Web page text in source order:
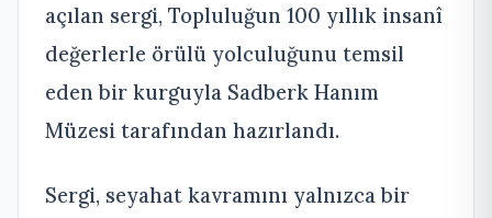
açılan sergi, Topluluğun 100 yıllık insanî
değerlerle örülü yolculuğunu temsil
eden bir kurguyla Sadberk Hanım
Müzesi tarafından hazırlandı.
Sergi, seyahat kavramını yalnızca bir